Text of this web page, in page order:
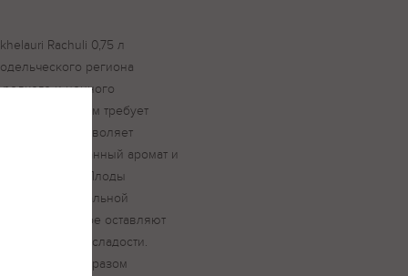
Rachuli 0,75 л
региона
и ценного
за которым требует
позволяет
аромат и
кислотности. Плоды
при минимальной
сусло, которое оставляют
уровня сладости.
таким образом